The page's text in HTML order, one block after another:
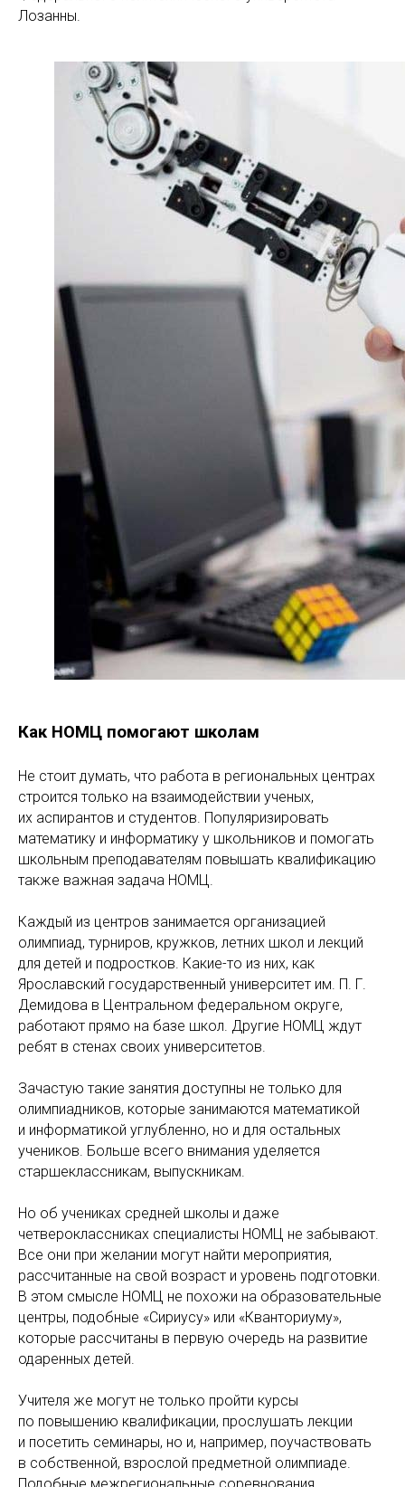
Лозанны.
Как НОМЦ помогают школам
Не стоит думать, что работа в региональных центрах
строится только на взаимодействии ученых,
их аспирантов и студентов. Популяризировать
математику и информатику у школьников и помогать
школьным преподавателям повышать квалификацию
также важная задача НОМЦ.
Каждый из центров занимается организацией
олимпиад, турниров, кружков, летних школ и лекций
для детей и подростков. Какие-то из них, как
Ярославский государственный университет им. П. Г.
Демидова в Центральном федеральном округе,
работают прямо на базе школ. Другие НОМЦ ждут
ребят в стенах своих университетов.
Зачастую такие занятия доступны не только для
олимпиадников, которые занимаются математикой
и информатикой углубленно, но и для остальных
учеников. Больше всего внимания уделяется
старшеклассникам, выпускникам.
Но об учениках средней школы и даже
четвероклассниках специалисты НОМЦ не забывают.
Все они при желании могут найти мероприятия,
рассчитанные на свой возраст и уровень подготовки.
В этом смысле НОМЦ не похожи на образовательные
центры, подобные «Сириусу» или «Кванториуму»,
которые рассчитаны в первую очередь на развитие
одаренных детей.
Учителя же могут не только пройти курсы
по повышению квалификации, прослушать лекции
и посетить семинары, но и, например, поучаствовать
в собственной, взрослой предметной олимпиаде.